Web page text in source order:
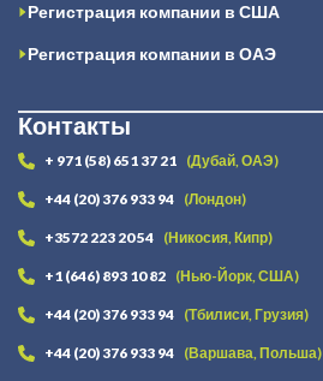
Регистрация компании в США
Регистрация компании в ОАЭ
Контакты
+ 971 (58) 651 37 21 (Дубай, ОАЭ)
+44 (20) 376 933 94 (Лондон)
+3572 223 20 54 (Никосия, Кипр)
+1 (646) 893 10 82 (Нью-Йорк, США)
+44 (20) 376 933 94 (Тбилиси, Грузия)
+44 (20) 376 933 94 (Варшава, Польша)